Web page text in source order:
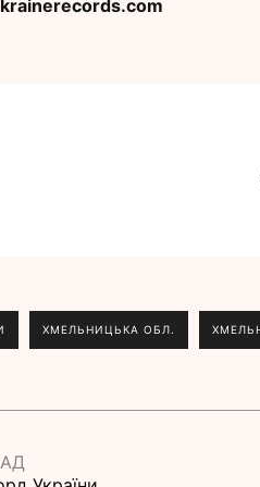
ХМЕЛЬНИЦЬКА ОБЛ.